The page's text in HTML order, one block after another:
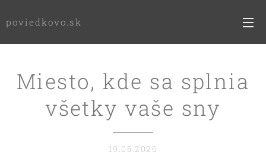
poviedkovo.sk
Miesto, kde sa splnia
všetky vaše sny
19.05.2026